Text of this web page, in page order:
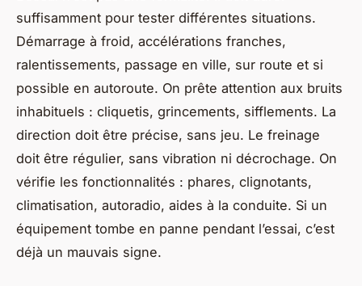
suffisamment pour tester différentes situations.
Démarrage à froid, accélérations franches,
ralentissements, passage en ville, sur route et si
possible en autoroute. On prête attention aux bruits
inhabituels : cliquetis, grincements, sifflements. La
direction doit être précise, sans jeu. Le freinage
doit être régulier, sans vibration ni décrochage. On
vérifie les fonctionnalités : phares, clignotants,
climatisation, autoradio, aides à la conduite. Si un
équipement tombe en panne pendant l’essai, c’est
déjà un mauvais signe.